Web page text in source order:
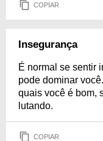
COPIAR
Insegurança
É normal se sentir
pode dominar
quais você é bom,
lutando.
COPIAR